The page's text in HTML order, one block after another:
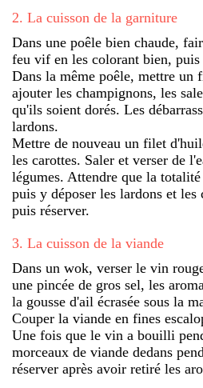
2. La cuisson de la garniture
Dans une poêle bien chaude,
feu vif en les colorant bien, puis
Dans la même poêle, mettre un
ajouter les champignons, les
qu'ils soient dorés. Les
lardons.
Mettre de nouveau un filet
les carottes. Saler et verser de
légumes. Attendre que la
puis y déposer les lardons et les
puis réserver.
3. La cuisson de la viande
Dans un wok, verser le vin
une pincée de gros sel, les
la gousse d'ail écrasée sous la
Couper la viande en fines
Une fois que le vin a bouilli
morceaux de viande dedans
réserver après avoir retiré les